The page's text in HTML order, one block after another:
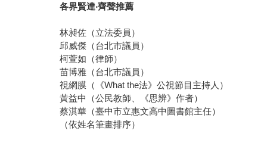
各界賢達‧齊聲推薦
林昶佐（立法委員）
邱威傑（台北市議員）
柯萱如（律師）
苗博雅（台北市議員）
視網膜（《What the法》公視節目主持人）
黃益中（公民教師、《思辨》作者）
蔡淇華（臺中市立惠文高中圖書館主任）
（依姓名筆畫排序）